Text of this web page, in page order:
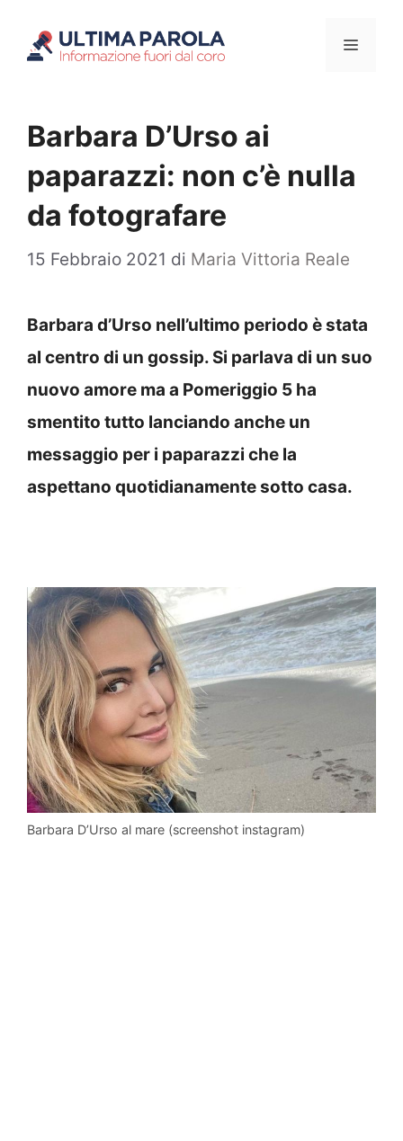
Menu
Barbara D’Urso ai
paparazzi: non c’è nulla
da fotografare
15 Febbraio 2021 di Maria Vittoria Reale
Barbara d’Urso nell’ultimo periodo è stata
al centro di un gossip. Si parlava di un suo
nuovo amore ma a Pomeriggio 5 ha
smentito tutto lanciando anche un
messaggio per i paparazzi che la
aspettano quotidianamente sotto casa.
Barbara D’Urso al mare (screenshot instagram)